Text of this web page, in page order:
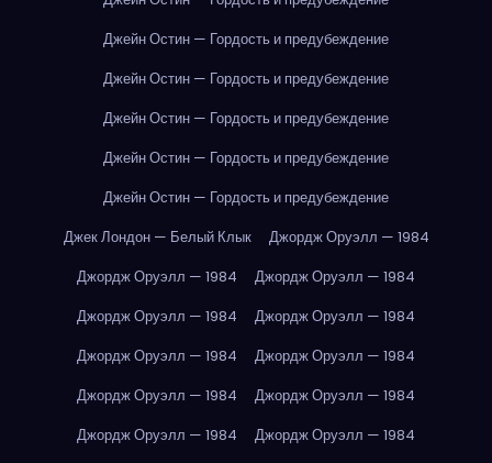
Джейн Остин — Гордость и предубеждение
Джейн Остин — Гордость и предубеждение
Джейн Остин — Гордость и предубеждение
Джейн Остин — Гордость и предубеждение
Джейн Остин — Гордость и предубеждение
Джек Лондон — Белый Клык
Джордж Оруэлл — 1984
Джордж Оруэлл — 1984
Джордж Оруэлл — 1984
Джордж Оруэлл — 1984
Джордж Оруэлл — 1984
Джордж Оруэлл — 1984
Джордж Оруэлл — 1984
Джордж Оруэлл — 1984
Джордж Оруэлл — 1984
Джордж Оруэлл — 1984
Джордж Оруэлл — 1984